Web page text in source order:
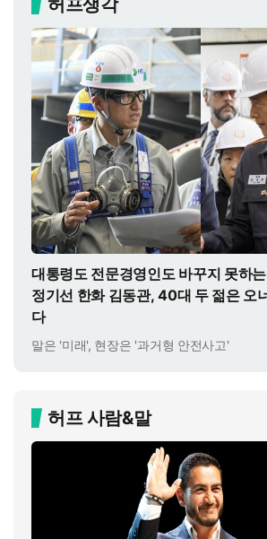
허프생각
대통령도 전문경영인도 바꾸지 못하
정기선 한화 김동관, 40대 두 젊은 오
다
말은 '미래', 현장은 '과거형 안전사고'
허프 사람&말